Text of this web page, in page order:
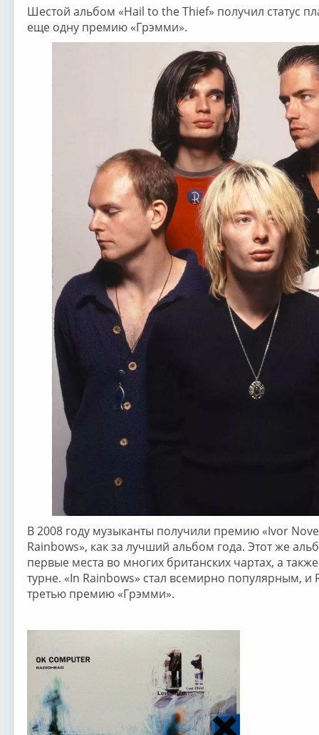
Шестой альбом «Hail to the Thief» получил статус
еще одну премию «Грэмми».
В 2008 году музыканты получили премию «Ivor
Rainbows», как за лучший альбом года. Этот же
первые места во многих британских чартах, а
турне. «In Rainbows» стал всемирно популярным, и
третью премию «Грэмми».